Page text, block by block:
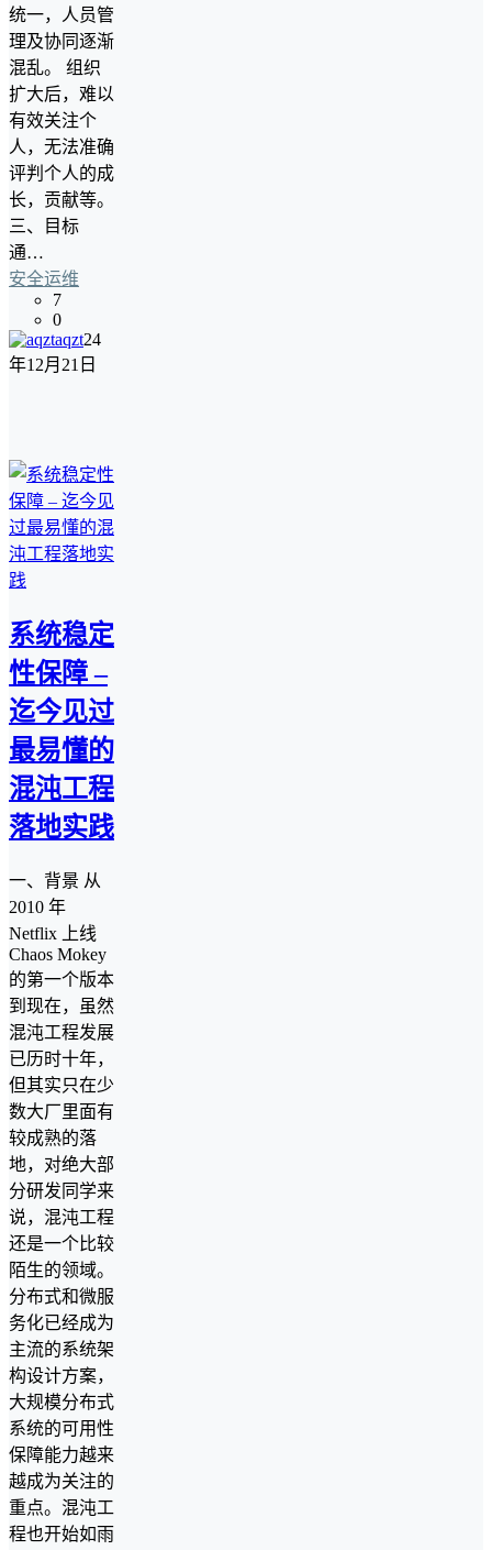
统一，人员管
理及协同逐渐
混乱。 组织
扩大后，难以
有效关注个
人，无法准确
评判个人的成
长，贡献等。
三、目标
通…
安全运维
7
0
aqzt24
年12月21日
系统稳定
性保障 –
迄今见过
最易懂的
混沌工程
落地实践
一、背景 从
2010 年
Netflix 上线
Chaos Mokey
的第一个版本
到现在，虽然
混沌工程发展
已历时十年，
但其实只在少
数大厂里面有
较成熟的落
地，对绝大部
分研发同学来
说，混沌工程
还是一个比较
陌生的领域。
分布式和微服
务化已经成为
主流的系统架
构设计方案，
大规模分布式
系统的可用性
保障能力越来
越成为关注的
重点。混沌工
程也开始如雨